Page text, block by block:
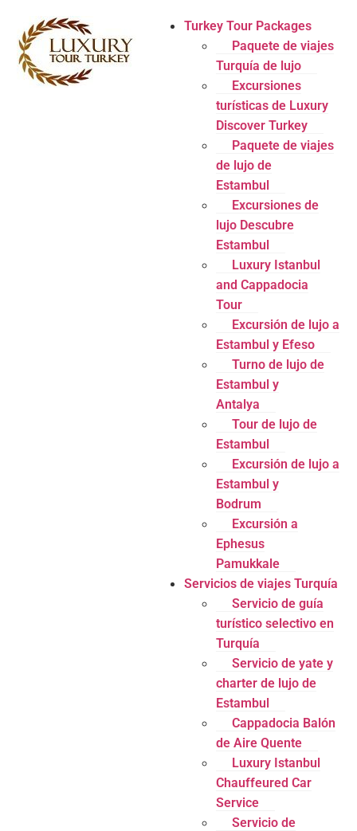
Turkey Tour Packages
Paquete de viajes
Turquía de lujo
Excursiones
turísticas de Luxury
Discover Turkey
Paquete de viajes
de lujo de
Estambul
Excursiones de
lujo Descubre
Estambul
Luxury Istanbul
and Cappadocia
Tour
Excursión de lujo a
Estambul y Efeso
Turno de lujo de
Estambul y
Antalya
Tour de lujo de
Estambul
Excursión de lujo a
Estambul y
Bodrum
Excursión a
Ephesus
Pamukkale
Servicios de viajes Turquía
Servicio de guía
turístico selectivo en
Turquía
Servicio de yate y
charter de lujo de
Estambul
Cappadocia Balón
de Aire Quente
Luxury Istanbul
Chauffeured Car
Service
Servicio de